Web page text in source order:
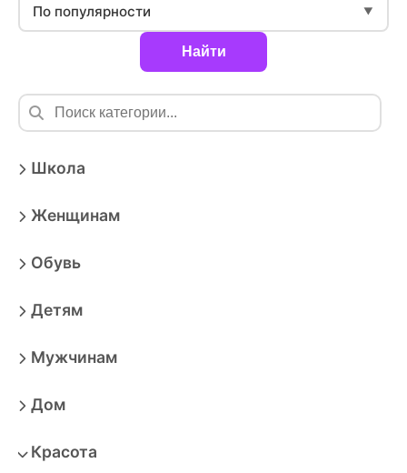
По популярности ▼
Найти
Школа
Женщинам
Обувь
Детям
Мужчинам
Дом
Красота